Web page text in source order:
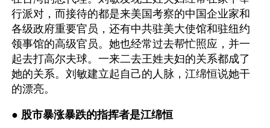
行派对，而接待的都是来美国考察的中国企业家和
各级政府重要官员，还有中共驻美大使馆和驻纽约
领事馆的高级官员。她也经常过去帮忙照应，并一
起去打高尔夫球。一来二去王姓夫妇的关系都成了
她的关系。刘敏建立起自己的人脉，江绵恒说她干
的漂亮。
● 股市暴涨暴跌的指挥者是江绵恒